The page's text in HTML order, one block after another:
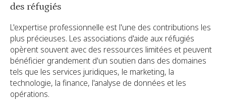
des réfugiés
L'expertise professionnelle est l'une des contributions les
plus précieuses. Les associations d'aide aux réfugiés
opèrent souvent avec des ressources limitées et peuvent
bénéficier grandement d'un soutien dans des domaines
tels que les services juridiques, le marketing, la
technologie, la finance, l'analyse de données et les
opérations.